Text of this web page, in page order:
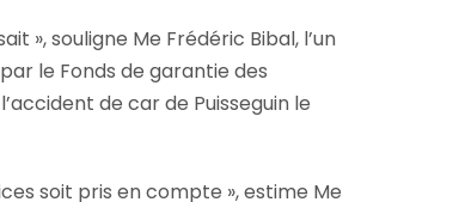
», souligne Me Frédéric Bibal, l’un
le Fonds de garantie des
de car de Puisseguin le
soit pris en compte », estime Me